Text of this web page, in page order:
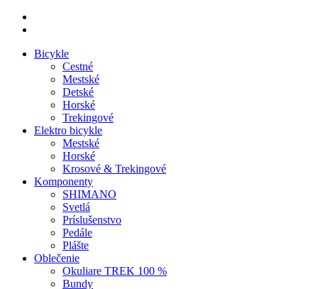
Close
Bicykle
Cestné
Mestské
Detské
Horské
Trekingové
Elektro bicykle
Mestské
Horské
Krosové & Trekingové
Komponenty
SHIMANO
Svetlá
Príslušenstvo
Pedále
Plášte
Oblečenie
Okuliare TREK 100 %
Bundy